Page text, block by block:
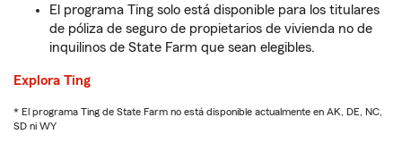
El programa Ting solo está disponible para los titulares
de póliza de seguro de propietarios de vivienda no de
inquilinos de State Farm que sean elegibles.
Explora Ting
* El programa Ting de State Farm no está disponible actualmente en AK, DE, NC,
SD ni WY